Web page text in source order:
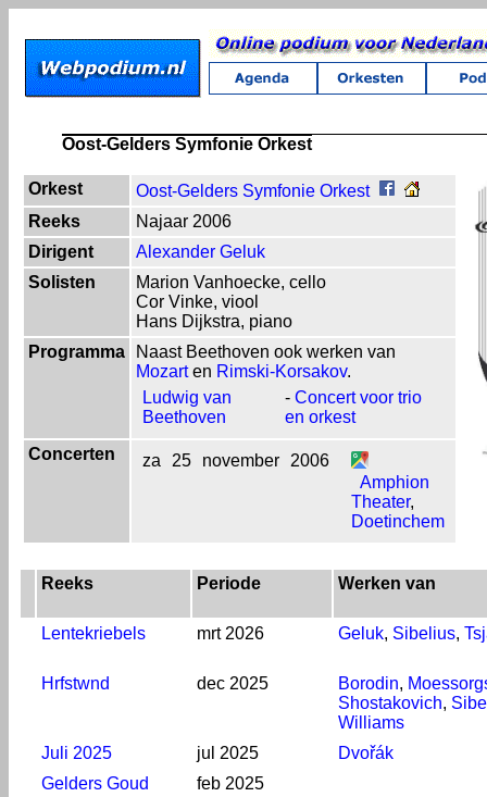
Oost-Gelders Symfonie Orkest
Orkest
Oost-Gelders Symfonie Orkest
Reeks
Najaar 2006
Dirigent
Alexander Geluk
Solisten
Marion Vanhoecke, cello
Cor Vinke, viool
Hans Dijkstra, piano
Programma
Naast Beethoven ook werken van
Mozarten Rimski-Korsakov.
Ludwig van
Beethoven
- Concert voor trio
en orkest
Concerten
za 25 november
2006
Amphion
Theater,
Doetinchem
Reeks Periode Werken van
Lentekriebels mrt 2026 Geluk, Sibelius,
Hrfstwnd dec 2025 Borodin,
Shostakovich,
Williams
Juli 2025
jul 2025
Dvořák
Gelders Goud
feb 2025